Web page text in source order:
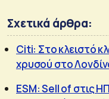
Σχετικά άρθρα:
Citi: Στο κλειστό
χρυσού στο
ESM: Sell of στις